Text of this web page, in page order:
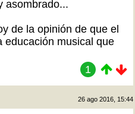
asombrado...
de la opinión de que el
educación musical que
1
26 ago 2016, 15:44